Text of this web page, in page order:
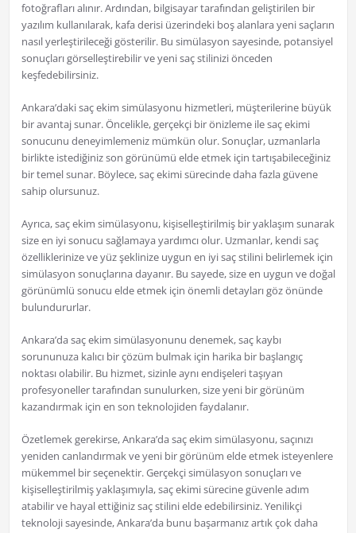
fotoğrafları alınır. Ardından, bilgisayar tarafından geliştirilen bir
yazılım kullanılarak, kafa derisi üzerindeki boş alanlara yeni saçların
nasıl yerleştirileceği gösterilir. Bu simülasyon sayesinde, potansiyel
sonuçları görselleştirebilir ve yeni saç stilinizi önceden
keşfedebilirsiniz.
Ankara’daki saç ekim simülasyonu hizmetleri, müşterilerine büyük
bir avantaj sunar. Öncelikle, gerçekçi bir önizleme ile saç ekimi
sonucunu deneyimlemeniz mümkün olur. Sonuçlar, uzmanlarla
birlikte istediğiniz son görünümü elde etmek için tartışabileceğiniz
bir temel sunar. Böylece, saç ekimi sürecinde daha fazla güvene
sahip olursunuz.
Ayrıca, saç ekim simülasyonu, kişiselleştirilmiş bir yaklaşım sunarak
size en iyi sonucu sağlamaya yardımcı olur. Uzmanlar, kendi saç
özelliklerinize ve yüz şeklinize uygun en iyi saç stilini belirlemek için
simülasyon sonuçlarına dayanır. Bu sayede, size en uygun ve doğal
görünümlü sonucu elde etmek için önemli detayları göz önünde
bulundururlar.
Ankara’da saç ekim simülasyonunu denemek, saç kaybı
sorununuza kalıcı bir çözüm bulmak için harika bir başlangıç ​​
noktası olabilir. Bu hizmet, sizinle aynı endişeleri taşıyan
profesyoneller tarafından sunulurken, size yeni bir görünüm
kazandırmak için en son teknolojiden faydalanır.
Özetlemek gerekirse, Ankara’da saç ekim simülasyonu, saçınızı
yeniden canlandırmak ve yeni bir görünüm elde etmek isteyenlere
mükemmel bir seçenektir. Gerçekçi simülasyon sonuçları ve
kişiselleştirilmiş yaklaşımıyla, saç ekimi sürecine güvenle adım
atabilir ve hayal ettiğiniz saç stilini elde edebilirsiniz. Yenilikçi
teknoloji sayesinde, Ankara’da bunu başarmanız artık çok daha